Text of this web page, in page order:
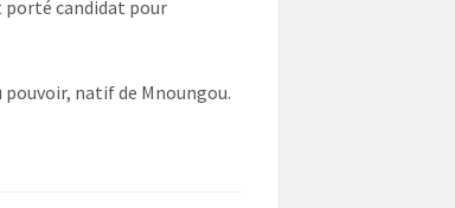
porté candidat pour
natif de Mnoungou.